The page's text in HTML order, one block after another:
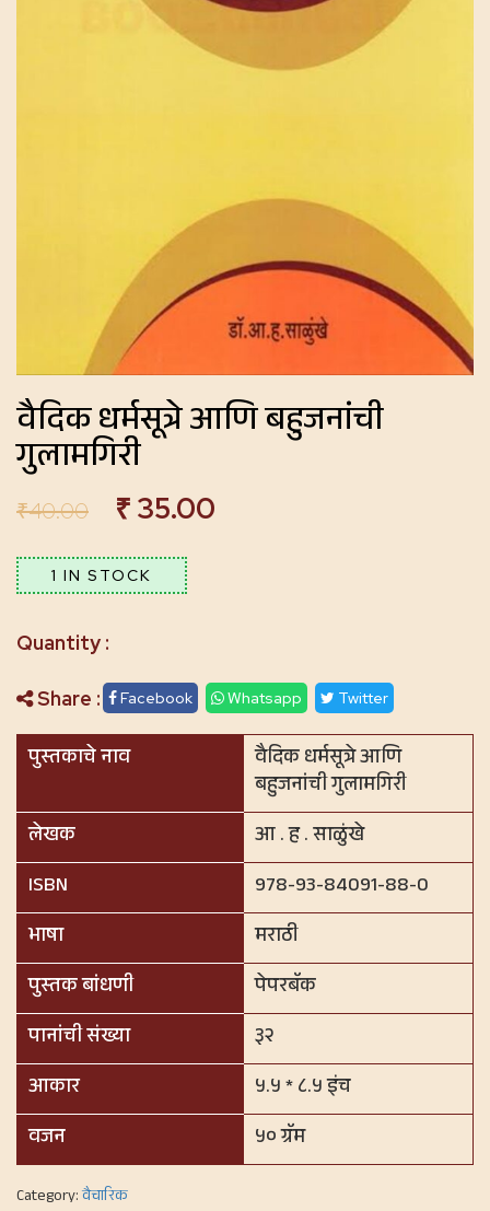
वैदिक धर्मसूत्रे आणि बहुजनांची
गुलामगिरी
₹40.00 ₹ 35.00
1 IN STOCK
Share : Facebook Whatsapp Twitter
पुस्तकाचे नाव
वैदिक धर्मसूत्रे आणि
बहुजनांची गुलामगिरी
लेखक
आ . ह . साळुंखे
ISBN
978-93-84091-88-0
भाषा
मराठी
पुस्तक बांधणी
पेपरबॅक
पानांची संख्या
३२
आकार
५.५ * ८.५ इंच
वजन
५० ग्रॅम
Category:वैचारिक